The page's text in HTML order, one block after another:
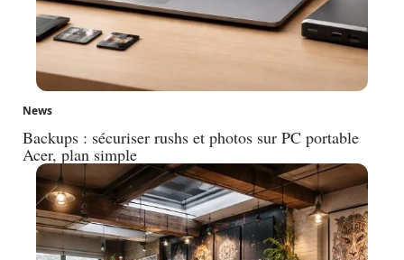
News
Backups : sécuriser rushs et photos sur PC portable
Acer, plan simple